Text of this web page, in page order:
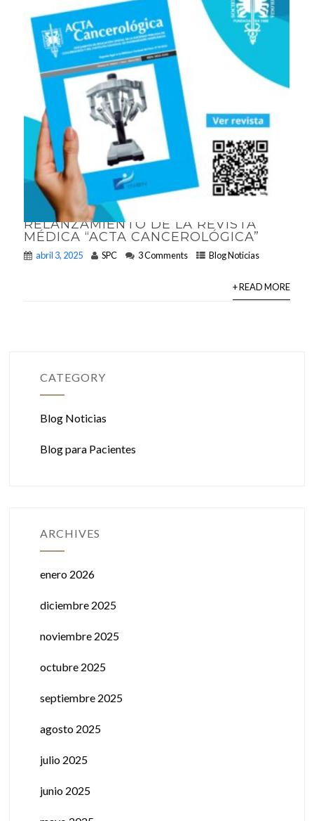
RELANZAMIENTO DE LA REVISTA
MÉDICA “ACTA CANCEROLÓGICA”
abril 3, 2025 SPC 3 Comments Blog Noticias
+ READ MORE
CATEGORY
Blog Noticias
Blog para Pacientes
ARCHIVES
enero 2026
diciembre 2025
noviembre 2025
octubre 2025
septiembre 2025
agosto 2025
julio 2025
junio 2025